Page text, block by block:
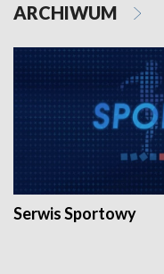
ARCHIWUM
Serwis Sportowy